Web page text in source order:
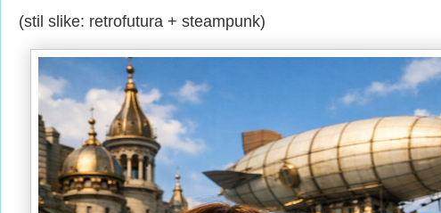
(stil slike: retrofutura + steampunk)